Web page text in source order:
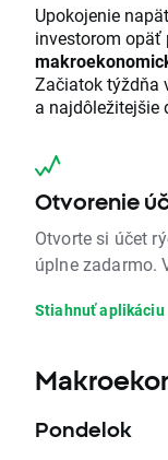
Upokojenie
investorom opäť
Začiatok týždňa
a najdôležitejšie
Otvorenie
Otvorte si účet
úplne zadarmo.
Stiahnuť aplikáciu
Pondelok